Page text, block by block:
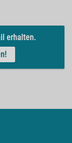
erhalten.